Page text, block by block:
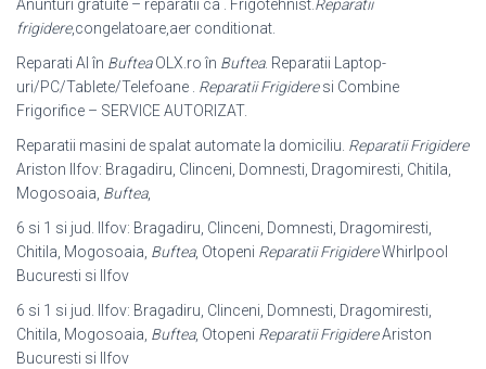
Anunturi gratuite – reparatii ca . Frigotehnist.Reparatii
frigidere,congelatoare,aer conditionat.
Reparati Al în BufteaOLX.ro în Buftea. Reparatii Laptop-
uri/PC/Tablete/Telefoane . Reparatii Frigideresi Combine
Frigorifice – SERVICE AUTORIZAT.
Reparatii masini de spalat automate la domiciliu. Reparatii Frigidere
Ariston Ilfov: Bragadiru, Clinceni, Domnesti, Dragomiresti, Chitila,
Mogosoaia, Buftea,
6 si 1 si jud. Ilfov: Bragadiru, Clinceni, Domnesti, Dragomiresti,
Chitila, Mogosoaia, Buftea, Otopeni Reparatii FrigidereWhirlpool
Bucuresti si Ilfov
6 si 1 si jud. Ilfov: Bragadiru, Clinceni, Domnesti, Dragomiresti,
Chitila, Mogosoaia, Buftea, Otopeni Reparatii FrigidereAriston
Bucuresti si Ilfov